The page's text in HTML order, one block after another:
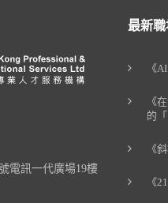
電訊一代廣場19樓
最新
《
《
的「
《
《